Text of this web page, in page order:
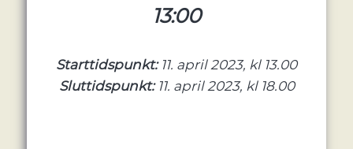
13:00
Starttidspunkt: 11. april 2023, kl 13.00
Sluttidspunkt: 11. april 2023, kl 18.00